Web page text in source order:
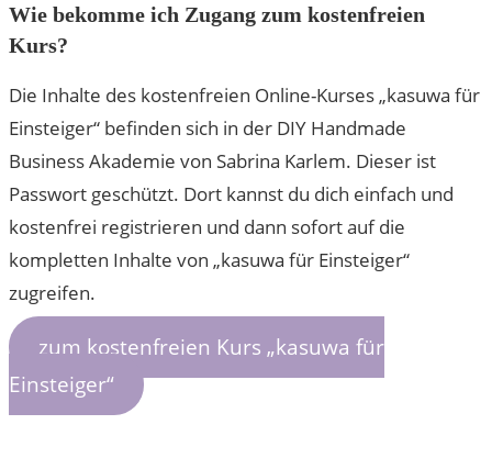
Wie bekomme ich Zugang zum kostenfreien
Kurs?
Die Inhalte des kostenfreien Online-Kurses „kasuwa für
Einsteiger“ befinden sich in der DIY Handmade
Business Akademie von Sabrina Karlem. Dieser ist
Passwort geschützt. Dort kannst du dich einfach und
kostenfrei registrieren und dann sofort auf die
kompletten Inhalte von „kasuwa für Einsteiger“
zugreifen.
zum kostenfreien Kurs „kasuwa für
Einsteiger“